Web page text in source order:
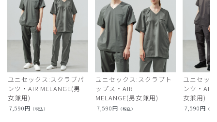
ユニセックス:スクラブパ
ンツ・AIR MELANGE(男
女兼用)
7,590円 （税込）
ユニセックス:スクラブト
ップス・AIR
MELANGE(男女兼用)
7,590円 （税込）
ユニセッ
ンツ・AIR
女兼用)
7,590円 （税